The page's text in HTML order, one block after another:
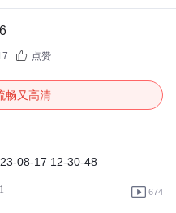
点赞
畅又高清
08-17 12-30-48
674